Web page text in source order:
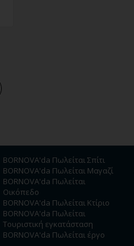
BORNOVA'da Πωλείται Σπίτι
BORNOVA'da Πωλείται Μαγαζί
BORNOVA'da Πωλείται
Οικόπεδο
BORNOVA'da Πωλείται Κτίριο
BORNOVA'da Πωλείται
Τουριστική εγκατάσταση
BORNOVA'da Πωλείται έργο